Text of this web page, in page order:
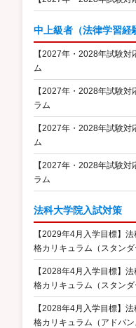
中上級者（法律学習経
【2027年・2028年試験
ム
【2027年・2028年試験
ラム
【2027年・2028年試験
ム
【2027年・2028年試験
ラム
法科大学院入試対策
【2029年4月入学目標】
格カリキュラム（スタンダ
【2028年4月入学目標】
格カリキュラム（スタンダ
【2028年4月入学目標】
格カリキュラム（アドバン